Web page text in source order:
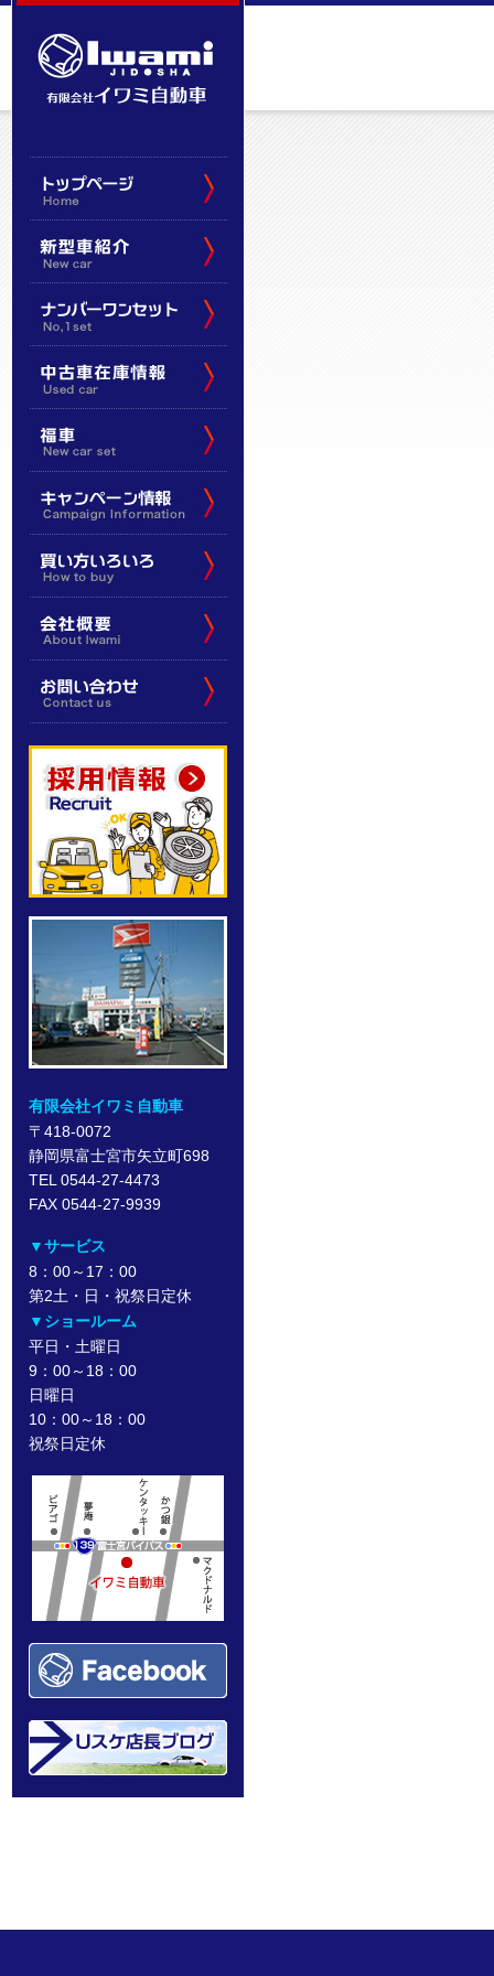
有限会社イワミ自動車
〒418-0072
静岡県富士宮市矢立町698
TEL 0544-27-4473
FAX 0544-27-9939
▼サービス
8：00～17：00
第2土・日・祝祭日定休
▼ショールーム
平日・土曜日
9：00～18：00
日曜日
10：00～18：00
祝祭日定休